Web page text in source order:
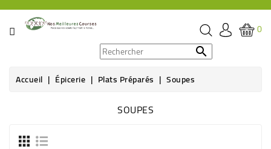
CATÉGORIE
ÉPICERIE
0

Accueil Épicerie Plats Préparés Soupes
SOUPES